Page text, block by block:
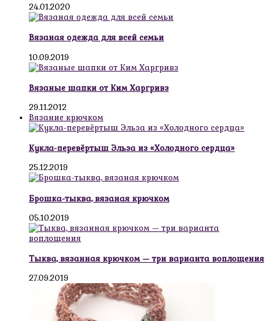
24.01.2020
Вязаная одежда для всей семьи
10.09.2019
Вязаные шапки от Ким Харгривз
29.11.2012
Вязание крючком
Кукла-перевёртыш Эльза из «Холодного сердца»
25.12.2019
Брошка-тыква, вязаная крючком
05.10.2019
Тыква, вязанная крючком — три варианта воплощения
27.09.2019